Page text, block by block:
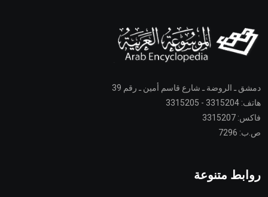
دمشق ـ الروضة ـ شارع قاسم أمين ـ رقم 39
هاتف: 3315204 - 3315205
فاكس: 3315207
ص.ب: 7296
روابط متنوعة